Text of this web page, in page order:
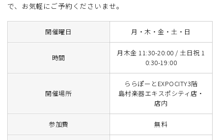
で、お気軽にご予約くださいませ。
開催曜日 月・木・金・土・日
時間
月木金 11:30-20:00 / 土日祝 1
0:30-19:00
開催場所
ららぽーとEXPOCITY3階
島村楽器エキスポシティ店・
店内
参加費 無料